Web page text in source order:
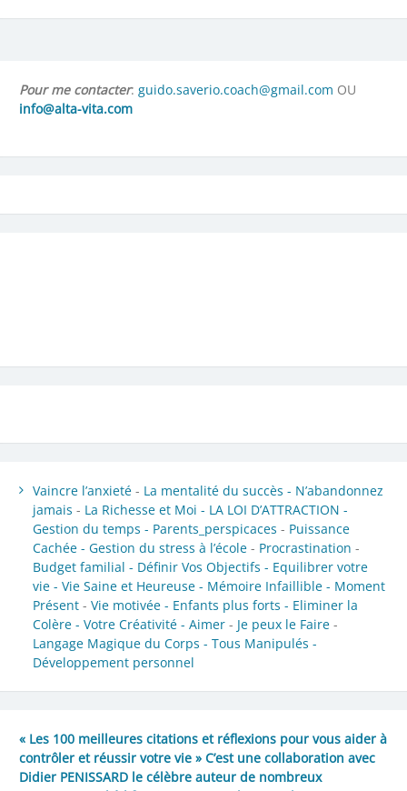
Pour me contacter: guido.saverio.coach@gmail.com OU
info@alta-vita.com
Vaincre l’anxieté - La mentalité du succès - N’abandonnez
jamais - La Richesse et Moi - LA LOI D’ATTRACTION -
Gestion du temps - Parents_perspicaces - Puissance
Cachée - Gestion du stress à l’école - Procrastination -
Budget familial - Définir Vos Objectifs - Equilibrer votre
vie - Vie Saine et Heureuse - Mémoire Infaillible - Moment
Présent - Vie motivée - Enfants plus forts - Eliminer la
Colère - Votre Créativité - Aimer - Je peux le Faire -
Langage Magique du Corps - Tous Manipulés -
Développement personnel
« Les 100 meilleures citations et réflexions pour vous aider à
contrôler et réussir votre vie » C’est une collaboration avec
Didier PENISSARD le célèbre auteur de nombreux